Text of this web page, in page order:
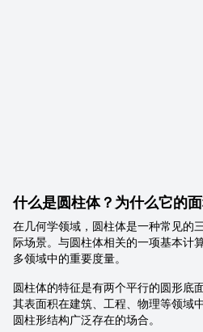
什么是圆柱体？为什么它的
在几何学领域，圆柱体是一种常见的
际场景。与圆柱体相关的一项基本计
多领域中的重要度量。
圆柱体的特征是有两个平行的圆形底
其表面积在建筑、工程、物理等领域
圆柱形结构广泛存在的场合。